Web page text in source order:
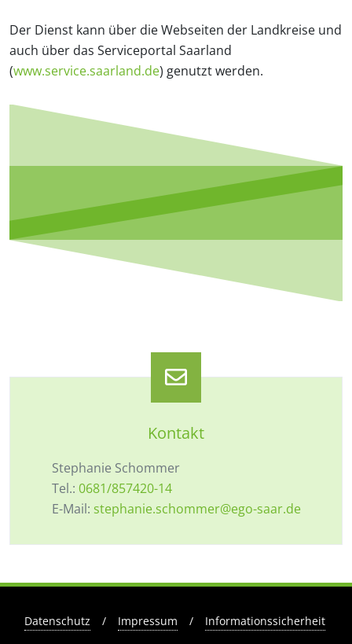
Der Dienst kann über die Webseiten der Landkreise und
auch über das Serviceportal Saarland
(www.service.saarland.de) genutzt werden.
Kontakt
Stephanie Schommer
Tel.: 0681/857420-14
E-Mail: stephanie.schommer@ego-saar.de
Datenschutz / Impressum / Informationssicherheit